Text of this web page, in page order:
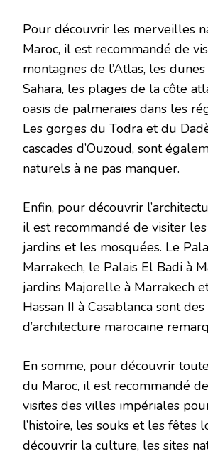
Pour découvrir les merveilles
Maroc, il est recommandé de
montagnes de l’Atlas, les
Sahara, les plages de la côte
oasis de palmeraies dans les
Les gorges du Todra et du
cascades d’Ouzoud, sont
naturels à ne pas manquer.
Enfin, pour découvrir
il est recommandé de visiter
jardins et les mosquées. Le
Marrakech, le Palais El Badi à
jardins Majorelle à Marrakech
Hassan II à Casablanca sont
d’architecture marocaine
En somme, pour découvrir
du Maroc, il est recommandé
visites des villes impériales
l’histoire, les souks et les fêtes
découvrir la culture, les sites